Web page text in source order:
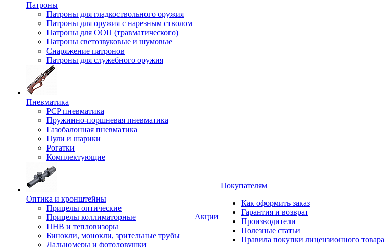
Патроны
Патроны для гладкоствольного оружия
Патроны для оружия с нарезным стволом
Патроны для ООП (травматического)
Патроны светозвуковые и шумовые
Снаряжение патронов
Патроны для служебного оружия
Пневматика
PCP пневматика
Пружинно-поршневая пневматика
Газобалонная пневматика
Пули и шарики
Рогатки
Комплектующие
Оптика и кронштейны
Прицелы оптические
Прицелы коллиматорные
ПНВ и тепловизоры
Бинокли, монокли, зрительные трубы
Дальномеры и фотоловушки
Акции
Покупателям
Как оформить заказ
Гарантия и возврат
Производители
Полезные статьи
Правила покупки лицензионного товара